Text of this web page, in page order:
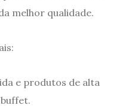
melhor qualidade.
e produtos de alta